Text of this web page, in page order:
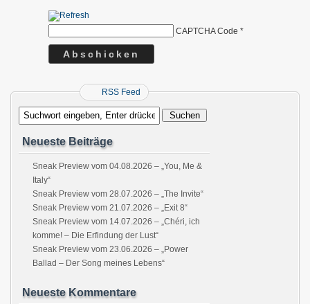
CAPTCHA Code *
RSS Feed
Neueste Beiträge
Sneak Preview vom 04.08.2026 – „You, Me &
Italy“
Sneak Preview vom 28.07.2026 – „The Invite“
Sneak Preview vom 21.07.2026 – „Exit 8“
Sneak Preview vom 14.07.2026 – „Chéri, ich
komme! – Die Erfindung der Lust“
Sneak Preview vom 23.06.2026 – „Power
Ballad – Der Song meines Lebens“
Neueste Kommentare